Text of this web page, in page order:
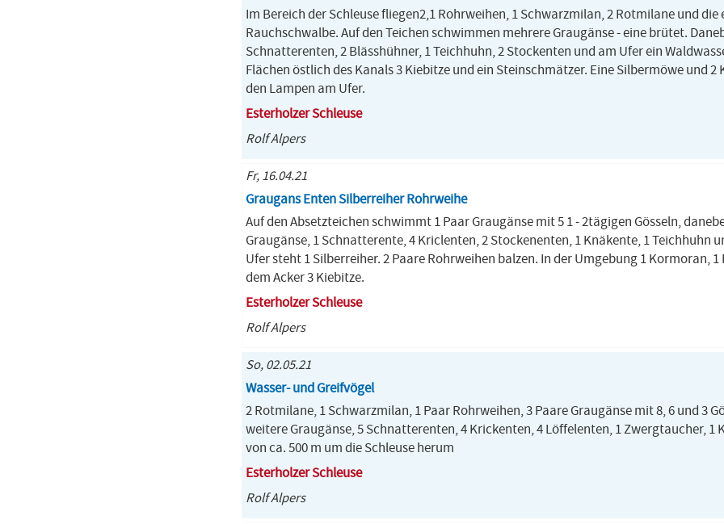
Im Bereich der Schleuse fliegen2,1 Rohrweihen, 1 Schwarzmilan, 2 Rotmilane und die
Rauchschwalbe. Auf den Teichen schwimmen mehrere Graugänse - eine brütet.
Schnatterenten, 2 Blässhühner, 1 Teichhuhn, 2 Stockenten und am Ufer ein
Flächen östlich des Kanals 3 Kiebitze und ein Steinschmätzer. Eine Silbermöwe und
den Lampen am Ufer.
Esterholzer Schleuse
Rolf Alpers
Fr, 16.04.21
Graugans Enten Silberreiher Rohrweihe
Auf den Absetzteichen schwimmt 1 Paar Graugänse mit 5 1 - 2tägigen Gösseln,
Graugänse, 1 Schnatterente, 4 Kriclenten, 2 Stockenenten, 1 Knäkente, 1 Teichhuhn
Ufer steht 1 Silberreiher. 2 Paare Rohrweihen balzen. In der Umgebung 1 Kormoran,
dem Acker 3 Kiebitze.
Esterholzer Schleuse
Rolf Alpers
So, 02.05.21
Wasser- und Greifvögel
2 Rotmilane, 1 Schwarzmilan, 1 Paar Rohrweihen, 3 Paare Graugänse mit 8, 6 und 3
weitere Graugänse, 5 Schnatterenten, 4 Krickenten, 4 Löffelenten, 1 Zwergtaucher, 1
von ca. 500 m um die Schleuse herum
Esterholzer Schleuse
Rolf Alpers